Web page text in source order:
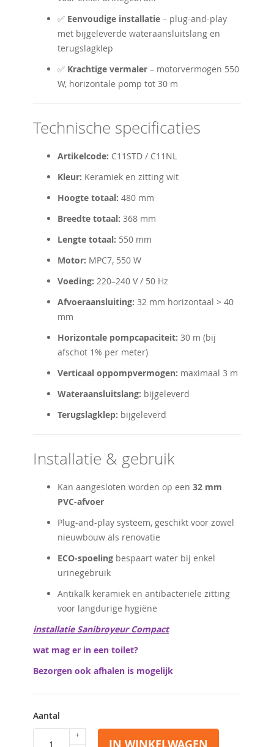
✅ Eenvoudige installatie – plug-and-play
met bijgeleverde wateraansluitslang en
terugslagklep
✅ Krachtige vermaler – motorvermogen 550
W, horizontale pomp tot 30 m
Technische specificaties
Artikelcode: C11STD / C11NL
Kleur: Keramiek en zitting wit
Hoogte totaal: 480 mm
Breedte totaal: 368 mm
Lengte totaal: 550 mm
Motor: MPC7, 550 W
Voeding: 220–240 V / 50 Hz
Afvoeraansluiting: 32 mm horizontaal > 40
mm
Horizontale pompcapaciteit: 30 m (bij
afschot 1% per meter)
Verticaal oppompvermogen: maximaal 3 m
Wateraansluitslang: bijgeleverd
Terugslagklep: bijgeleverd
Installatie & gebruik
Kan aangesloten worden op een 32 mm
PVC-afvoer
Plug-and-play systeem, geschikt voor zowel
nieuwbouw als renovatie
ECO-spoeling bespaart water bij enkel
urinegebruik
Antikalk keramiek en antibacteriële zitting
voor langdurige hygiëne
installatie Sanibroyeur Compact
wat mag er in een toilet?
Bezorgen ook afhalen is mogelijk
Aantal